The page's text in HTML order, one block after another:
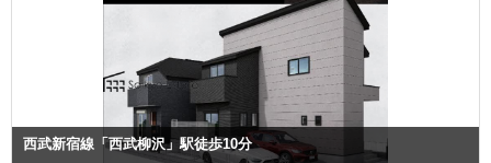
西武新宿線「西武柳沢」駅徒歩10分